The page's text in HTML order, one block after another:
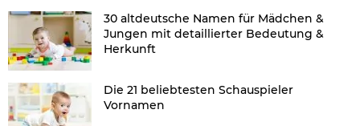
30 altdeutsche Namen für Mädchen &
Jungen mit detaillierter Bedeutung &
Herkunft
Die 21 beliebtesten Schauspieler
Vornamen